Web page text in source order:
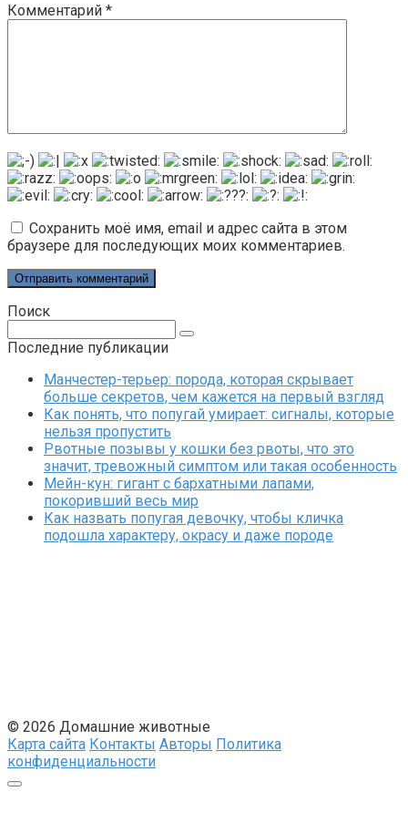
Комментарий *
Сохранить моё имя, email и адрес сайта в этом
браузере для последующих моих комментариев.
Поиск
Последние публикации
Манчестер-терьер: порода, которая скрывает
больше секретов, чем кажется на первый взгляд
Как понять, что попугай умирает: сигналы, которые
нельзя пропустить
Рвотные позывы у кошки без рвоты, что это
значит, тревожный симптом или такая особенность
Мейн-кун: гигант с бархатными лапами,
покоривший весь мир
Как назвать попугая девочку, чтобы кличка
подошла характеру, окрасу и даже породе
© 2026 Домашние животные
Карта сайта Контакты Авторы Политика
конфиденциальности